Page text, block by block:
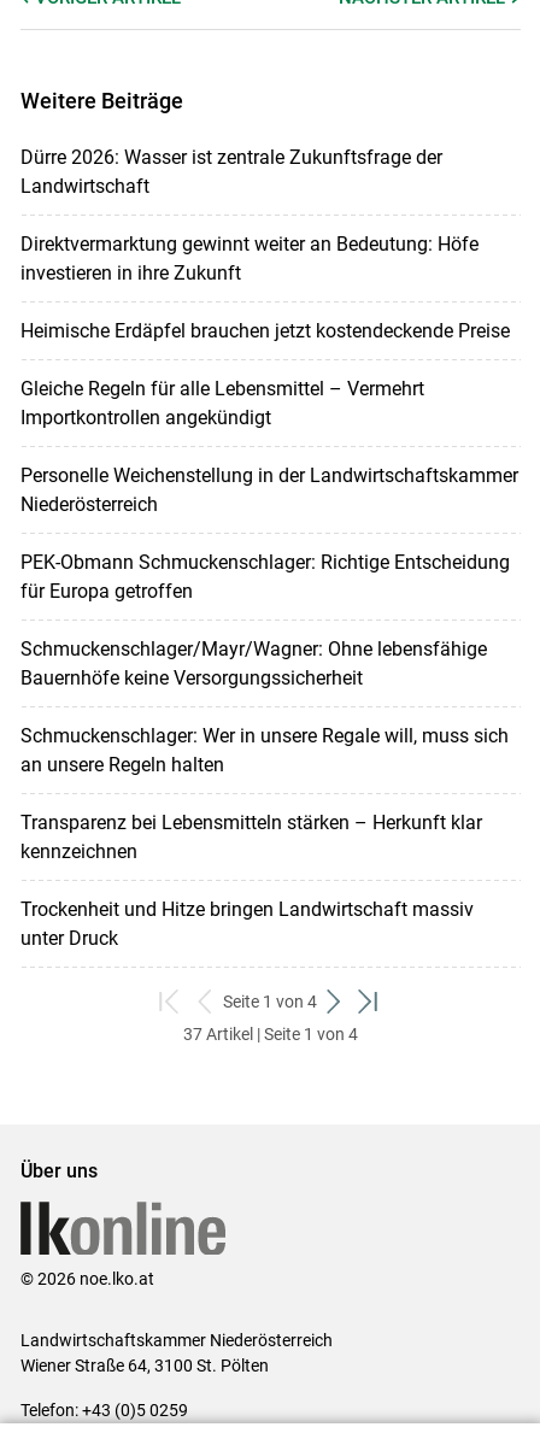
Weitere Beiträge
Dürre 2026: Wasser ist zentrale Zukunftsfrage der
Landwirtschaft
Direktvermarktung gewinnt weiter an Bedeutung: Höfe
investieren in ihre Zukunft
Heimische Erdäpfel brauchen jetzt kostendeckende Preise
Gleiche Regeln für alle Lebensmittel – Vermehrt
Importkontrollen angekündigt
Personelle Weichenstellung in der Landwirtschaftskammer
Niederösterreich
PEK-Obmann Schmuckenschlager: Richtige Entscheidung
für Europa getroffen
Schmuckenschlager/Mayr/Wagner: Ohne lebensfähige
Bauernhöfe keine Versorgungssicherheit
Schmuckenschlager: Wer in unsere Regale will, muss sich
an unsere Regeln halten
Transparenz bei Lebensmitteln stärken – Herkunft klar
kennzeichnen
Trockenheit und Hitze bringen Landwirtschaft massiv
unter Druck
zum
ersten
zurück
zum
Seite 1 von 4
weiter
zum
zum
37 Artikel | Seite 1 von 4
Über uns
© 2026 noe.lko.at
Landwirtschaftskammer Niederösterreich
Wiener Straße 64, 3100 St. Pölten
Telefon: +43 (0)5 0259